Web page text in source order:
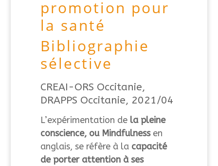
promotion pour
la santé
Bibliographie
sélective
CREAI-ORS Occitanie,
DRAPPS Occitanie, 2021/04
L’expérimentation de la pleine
conscience, ou Mindfulnessen
anglais, se réfère à la capacité
de porter attention à ses